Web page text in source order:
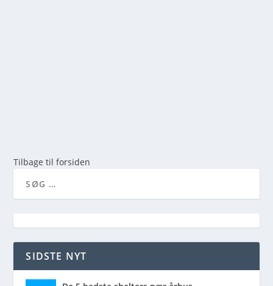
Tilbage til forsiden
SIDSTE NYT